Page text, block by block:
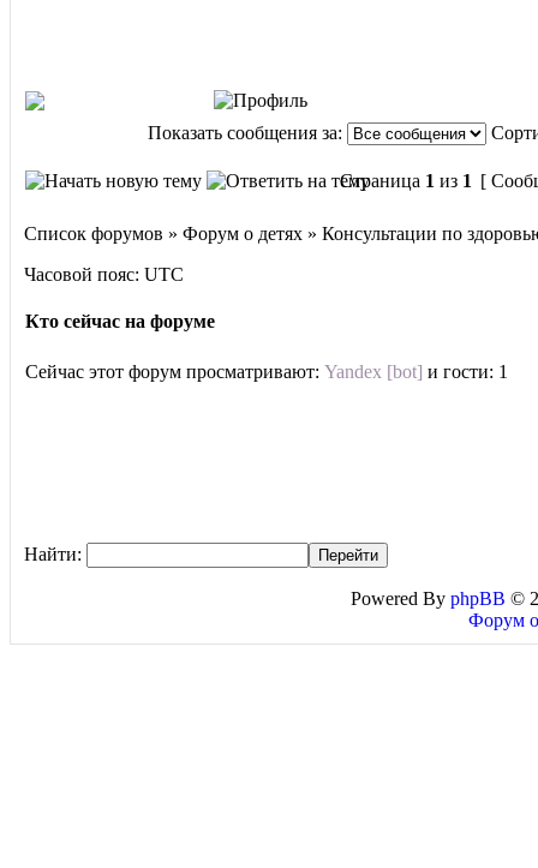
Показать сообщения за:
Страница 1 из 1 [
Список форумов » Форум о детях » Консультации по
Часовой пояс: UTC
Кто сейчас на форуме
Сейчас этот форум просматривают: Yandex [bot] и гости: 1
Найти:
Powered By phpBB ©
Форум о